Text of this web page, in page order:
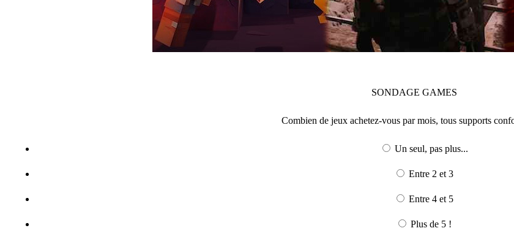
SONDAGE GAMES
Combien de jeux achetez-vous par mois, tous supports
Un seul, pas plus...
Entre 2 et 3
Entre 4 et 5
Plus de 5 !